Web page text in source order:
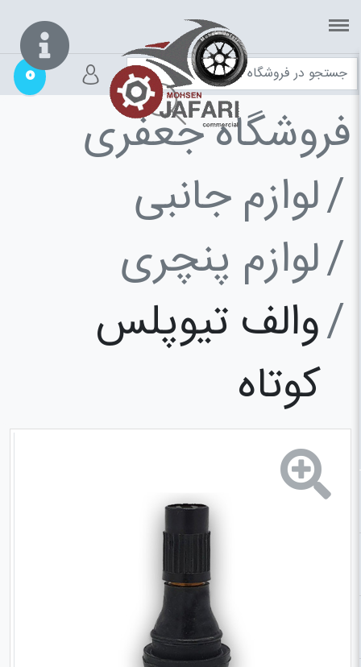
0
فروشگاه جعفری
لوازم جانبی
لوازم پنچری
والف تیوپلس
کوتاه